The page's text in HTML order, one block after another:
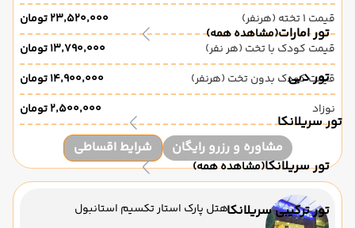
تور امارات(مشاهده همه)
تور دبی
تور سریلانکا
تور سریلانکا(مشاهده همه)
تور ترکیبی سریلانکا
قیمت 1 تخته (هرنفر)
۲۳٬۵۲۰٬۰۰۰ تومان
قیمت کودک با تخت (هر نفر)
۱۳٬۷۹۰٬۰۰۰ تومان
قیمت کودک بدون تخت (هرنفر)
۱۴٬۹۰۰٬۰۰۰ تومان
نوزاد
۲٬۵۰۰٬۰۰۰ تومان
مشاوره و رزرو رایگان شرایط اقساطی
هتل پارک استار تکسیم استانبول